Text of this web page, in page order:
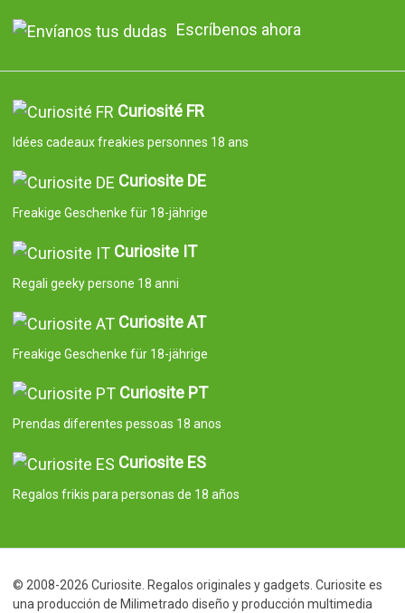
Escríbenos ahora
Curiosité FR
Idées cadeaux freakies personnes 18 ans
Curiosite DE
Freakige Geschenke für 18-jährige
Curiosite IT
Regali geeky persone 18 anni
Curiosite AT
Freakige Geschenke für 18-jährige
Curiosite PT
Prendas diferentes pessoas 18 anos
Curiosite ES
Regalos frikis para personas de 18 años
© 2008-2026 Curiosite. Regalos originales y gadgets. Curiosite es
una producción de Milimetrado diseño y producción multimedia